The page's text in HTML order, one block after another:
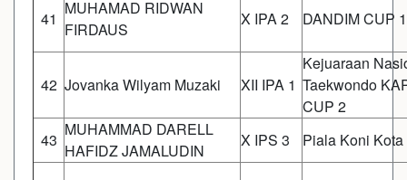
41
MUHAMAD RIDWAN
FIRDAUS
X IPA 2 DANDIM CUP 1
42 Jovanka Wilyam Muzaki XII IPA 1
Kejuaraan
Taekwondo
CUP 2
43
MUHAMMAD DARELL
HAFIDZ JAMALUDIN
X IPS 3 Piala Koni